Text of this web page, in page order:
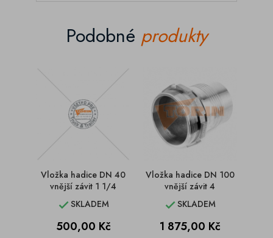
Podobné produkty
Vložka hadice DN 40
vnější závit 1 1/4
SKLADEM
Cena
500,00 Kč
Vložka hadice DN 100
vnější závit 4
SKLADEM
Cena
1 875,00 Kč